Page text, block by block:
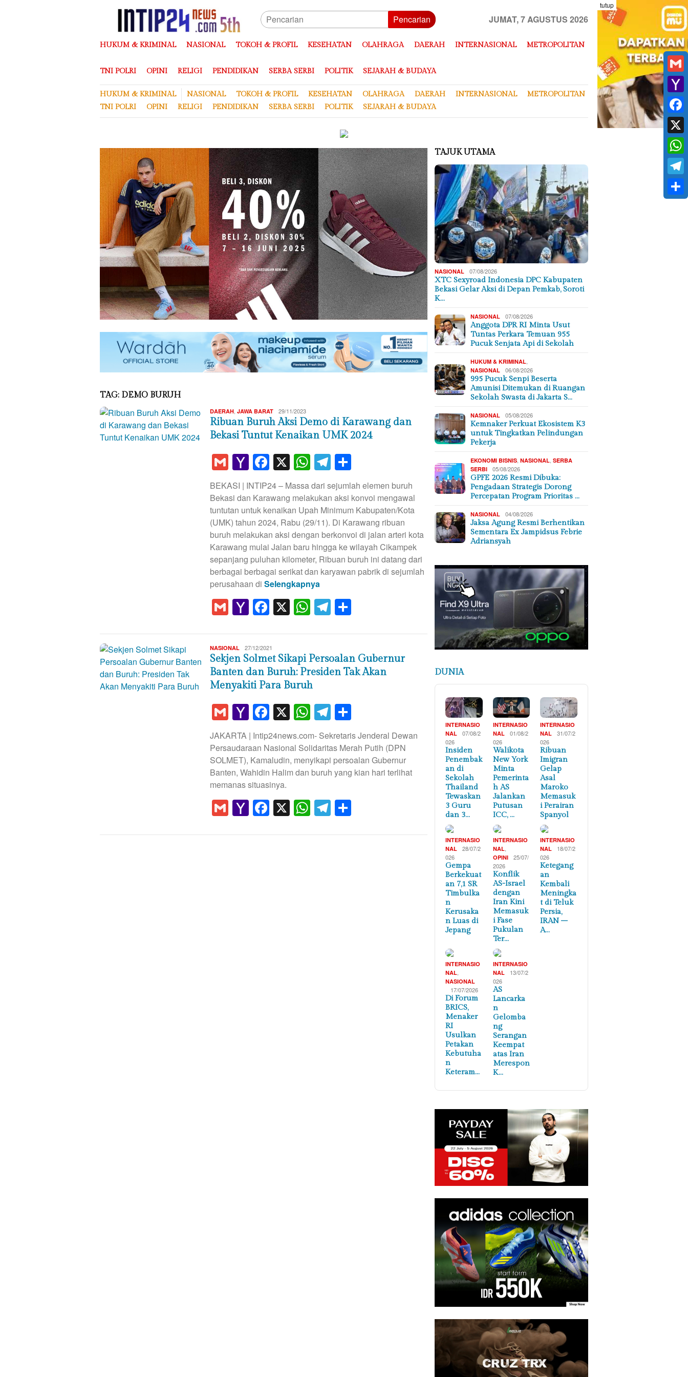
tutup
Pencarian JUMAT, 7 AGUSTUS 2026
HUKUM & KRIMINAL NASIONAL TOKOH & PROFIL KESEHATAN OLAHRAGA DAERAH INTERNASIONAL METROPOLITAN
TNI POLRI OPINI RELIGI PENDIDIKAN SERBA SERBI POLITIK SEJARAH & BUDAYA
HUKUM & KRIMINAL NASIONAL TOKOH & PROFIL KESEHATAN OLAHRAGA DAERAH INTERNASIONAL
METROPOLITAN
TNI POLRI
OPINI RELIGI PENDIDIKAN SERBA SERBI POLITIK SEJARAH & BUDAYA
TAG: DEMO BURUH
DAERAH, JAWA BARATRedaksi
29/11/2023
Ribuan Buruh Aksi Demo di Karawang dan
Bekasi Tuntut Kenaikan UMK 2024
GmailYahoo
Mail
Facebook
X WhatsApp
Telegram
BEKASI | INTIP24 – Massa dari sejumlah elemen buruh
Bekasi dan Karawang melakukan aksi konvoi mengawal
tuntutan untuk kenaikan Upah Minimum Kabupaten/Kota
(UMK) tahun 2024, Rabu (29/11). Di Karawang ribuan
buruh melakukan aksi dengan berkonvoi di jalan arteri kota
Karawang mulai Jalan baru hingga ke wilayah Cikampek
sepanjang puluhan kilometer, Ribuan buruh ini datang dari
berbagai berbagai serikat dan karyawan pabrik di sejumlah
perusahaan di Selengkapnya
GmailYahoo
Mail
Facebook
X WhatsApp
Telegram
NASIONAL wahyu
Makalangan
27/12/2021
Sekjen Solmet Sikapi Persoalan Gubernur
Banten dan Buruh: Presiden Tak Akan
Menyakiti Para Buruh
GmailYahoo
Mail
Facebook
X WhatsApp
Telegram
JAKARTA | Intip24news.com- Sekretaris Jenderal Dewan
Persaudaraan Nasional Solidaritas Merah Putih (DPN
SOLMET), Kamaludin, menyikapi persoalan Gubernur
Banten, Wahidin Halim dan buruh yang kian hari terlihat
memanas situasinya.
GmailYahoo
Mail
Facebook
X WhatsApp
Telegram
TAJUK UTAMA
NASIONAL 07/08/2026
XTC Sexyroad Indonesia DPC Kabupaten
Bekasi Gelar Aksi di Depan Pemkab, Soroti
K…
NASIONAL 07/08/2026
Anggota DPR RI Minta Usut
Tuntas Perkara Temuan 955
Pucuk Senjata Api di Sekolah
HUKUM & KRIMINAL
NASIONAL 06/08/2026
995 Pucuk Senpi Beserta
Amunisi Ditemukan di Ruangan
Sekolah Swasta di Jakarta S…
NASIONAL 05/08/2026
Kemnaker Perkuat Ekosistem K3
untuk Tingkatkan Pelindungan
Pekerja
EKONOMI BISNIS ,NASIONAL ,SERBA
SERBI
05/08/2026
GPFE 2026 Resmi Dibuka:
Pengadaan Strategis Dorong
Percepatan Program Prioritas …
NASIONAL 04/08/2026
Jaksa Agung Resmi Berhentikan
Sementara Ex Jampidsus Febrie
Adriansyah
DUNIA
INTERNASIO
NAL
07/08/2
026
Insiden
Penembak
an di
Sekolah
Thailand
Tewaskan
3 Guru
dan 3…
INTERNASIO
NAL
01/08/2
026
Walikota
New York
Minta
Pemerinta
h AS
Jalankan
Putusan
ICC, …
INTERNASIO
NAL
31/07/2
026
Ribuan
Imigran
Gelap
Asal
Maroko
Memasuk
i Perairan
Spanyol
INTERNASIO
NAL
28/07/2
026
Gempa
Berkekuat
an 7,1 SR
Timbulka
n
Kerusaka
n Luas di
Jepang
INTERNASIO
NAL,
OPINI
25/07/
2026
Konflik
AS-Israel
dengan
Iran Kini
Memasuk
i Fase
Pukulan
Ter…
INTERNASIO
NAL
18/07/2
026
Ketegang
an
Kembali
Meningka
t di Teluk
Persia,
IRAN –
A…
INTERNASIO
NAL,
NASIONAL
17/07/2026
Di Forum
BRICS,
Menaker
RI
Usulkan
Petakan
Kebutuha
n
Keteram…
INTERNASIO
NAL
13/07/2
026
AS
Lancarka
n
Gelomba
ng
Serangan
Keempat
atas Iran
Merespon
K…
Mail
X